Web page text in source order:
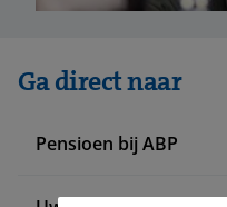
Ga direct naar
Pensioen bij ABP